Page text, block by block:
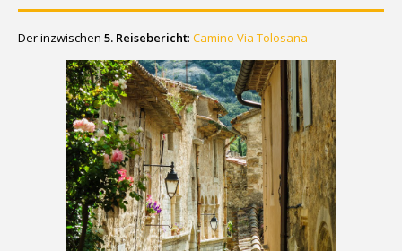
Der inzwischen 5. Reisebericht: Camino Via Tolosana